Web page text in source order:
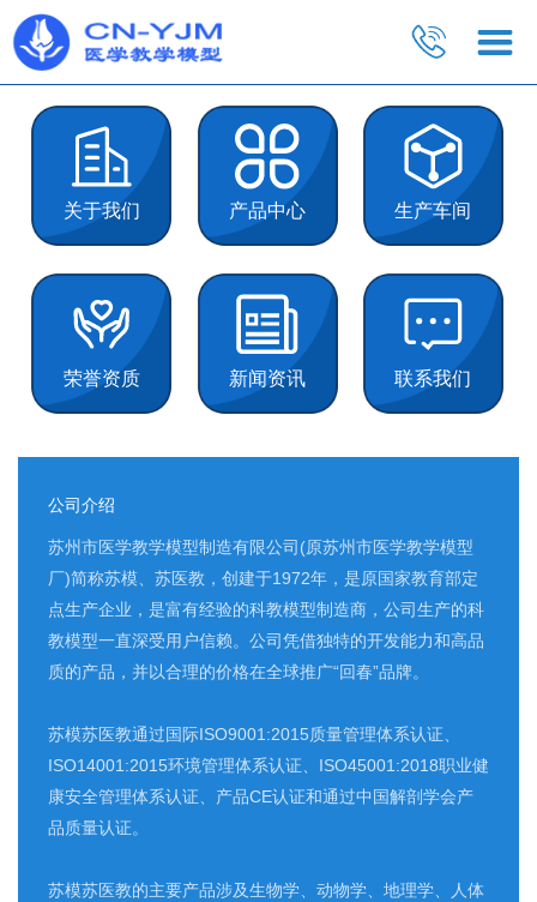
关于我们 产品中心 生产车间
荣誉资质 新闻资讯 联系我们
公司介绍
苏州市医学教学模型制造有限公司(原苏州市医学教学模型
厂)简称苏模、苏医教，创建于1972年，是原国家教育部定
点生产企业，是富有经验的科教模型制造商，公司生产的科
教模型一直深受用户信赖。公司凭借独特的开发能力和高品
质的产品，并以合理的价格在全球推广“回春”品牌。
苏模苏医教通过国际ISO9001:2015质量管理体系认证、
ISO14001:2015环境管理体系认证、ISO45001:2018职业健
康安全管理体系认证、产品CE认证和通过中国解剖学会产
品质量认证。
苏模苏医教的主要产品涉及生物学、动物学、地理学、人体